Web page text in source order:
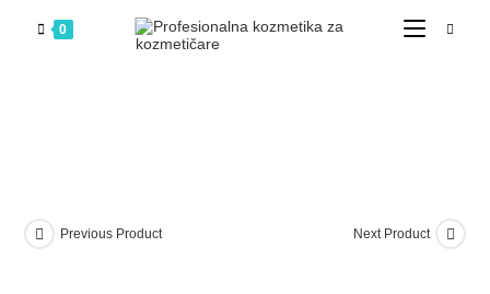
0
Previous Product Next Product